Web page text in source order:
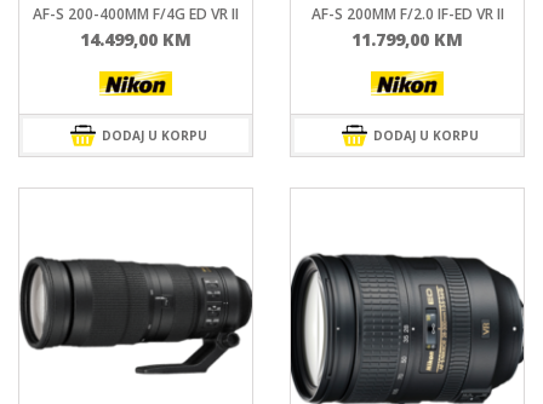
AF-S 200-400MM F/4G ED VR II
14.499,00 KM
DODAJ U KORPU
AF-S 200MM F/2.0 IF-ED VR II
11.799,00 KM
DODAJ U KORPU